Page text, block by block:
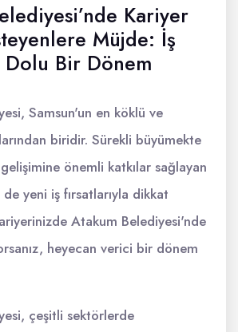
Kariyer
Müjde: İş
Dolu Bir Dönem
Samsun'un en köklü ve
biridir. Sürekli büyümekte
önemli katkılar sağlayan
yeni iş fırsatlarıyla dikkat
Atakum Belediyesi'nde
heyecan verici bir dönem
çeşitli sektörlerde